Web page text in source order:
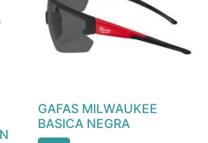
GAFAS MILWAUKEE
BASICA NEGRA